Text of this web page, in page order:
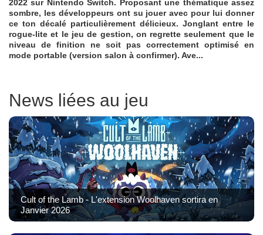
2022 sur Nintendo Switch. Proposant une thématique assez
sombre, les développeurs ont su jouer avec pour lui donner
ce ton décalé particulièrement délicieux. Jonglant entre le
rogue-lite et le jeu de gestion, on regrette seulement que le
niveau de finition ne soit pas correctement optimisé en
mode portable (version salon à confirmer). Ave...
News liées au jeu
Cult of the Lamb - L'extension Woolhaven sortira en
Janvier 2026